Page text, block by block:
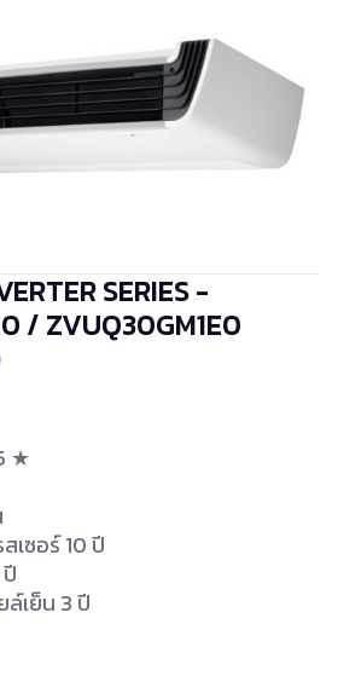
SERIES -
/ ZVUQ30GM1E0
★
เซอร์ 10 ปี
เย็น 3 ปี